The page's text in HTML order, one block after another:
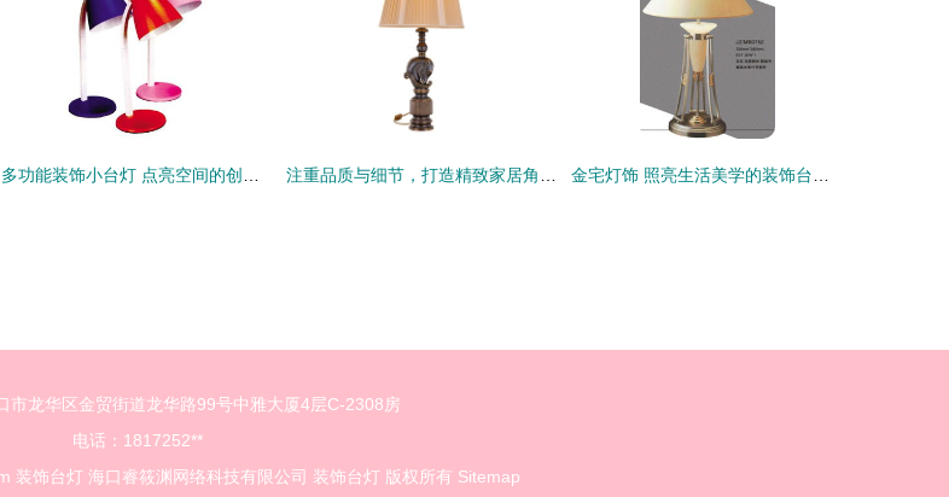
市龙华区金贸街道龙华路99号中雅大厦4层C-2308房
电话：1817252**
装饰台灯 海口睿筱渊网络科技有限公司 装饰台灯 版权所有 Sitemap